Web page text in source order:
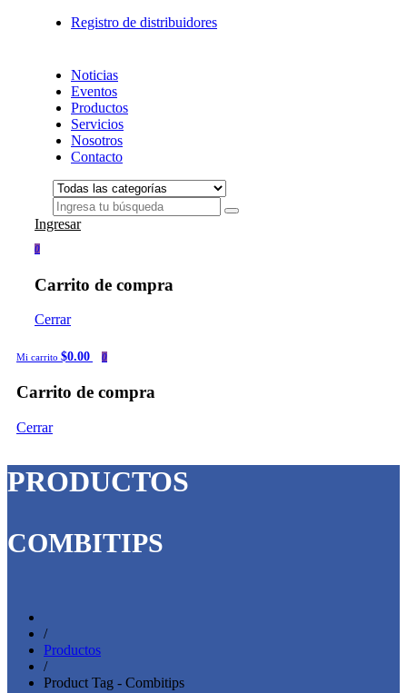
Registro de distribuidores
Noticias
Eventos
Productos
Servicios
Nosotros
Contacto
Ingresar
0
Carrito de compra
Cerrar
Mi carrito $0.00 0
Carrito de compra
Cerrar
PRODUCTOS
COMBITIPS
/
Productos
/
Product Tag - Combitips